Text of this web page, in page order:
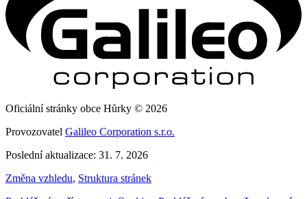
Oficiální stránky obce Hůrky © 2026
Provozovatel Galileo Corporation s.r.o.
Poslední aktualizace: 31. 7. 2026
Změna vzhledu, Struktura stránek